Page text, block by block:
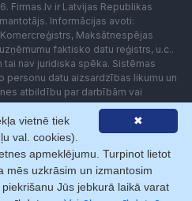
Firmas.lv ir Latvijas Republikas
Informācijas avoti:
Maksātnespējas
faktisko datu reģistrs, u.c..
tai nav juridiska spēka. Sistēmas
personu datu aizsardzības likumu un
atbildību par darbībām vai
pakalpojumu. Lietotājam aizliegts
sistēmas vai iekārtas (robotus)
saskaņošanas ar Firmas.lv. Galvenā
Norēķini ar
✖
vietnē tiek
val. cookies).
apmeklējumu. Turpinot lietot
mēs uzkrāsim un izmantosim
Jūs jebkurā laikā varat